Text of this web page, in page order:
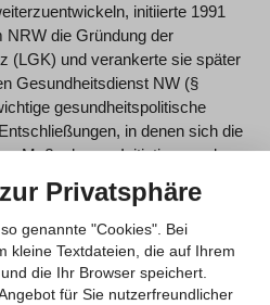
initiierte 1991
die Gründung der
(LGK) und verankerte sie später
Gesundheitsdienst NW (§
gesundheitspolitische
in denen sich die
Maßnahmen, Initiativen und
sind
Privatsphäre
genannte "Cookies". Bei
kleine Textdateien, die auf Ihrem
die Ihr Browser speichert.
für Sie nutzerfreundlicher